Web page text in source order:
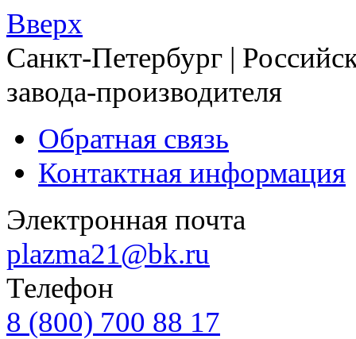
Вверх
Санкт-Петербург |
завода-производителя
Обратная связь
Контактная информация
Электронная почта
plazma21@bk.ru
Телефон
8 (800) 700 88 17